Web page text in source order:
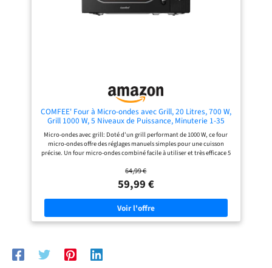
Plus grande en capacité, plus
(L x P x H): 306 x 304 x 206, plateau
COMFEE' Four à Micro-ondes avec Grill, 20 Litres, 700 W,
Grill 1000 W, 5 Niveaux de Puissance, Minuterie 1-35
min, Design Compact, Noir
Micro-ondes avec grill: Doté d'un grill performant de 1000 W, ce four
micro-ondes offre des réglages manuels simples pour une cuisson
précise. Un four micro-ondes combiné facile à utiliser et très efficace 5
puissance et d'une fonction grill pour des plats croustillants. Un micro-
ondes alliant praticité et performance pour un usage quotidien Mini
four à micro-ondes 20 L: Notre four à micro-ondes compact de 20 litres
permet de cuire, réchauffer et décongeler. Son format réduit convient
aux petits espaces sans compromettre sa fonctionnalité Décongelation
rapide: Ce micro-ondes Comfee avec grill offre une décongélation
rapide, réglable en fonction du poids et du temps, pour une utilisation
surveiller la cuisson sans ouvrir la porte Minuterie réglable: Fonction
minuterie programmable de 1 à 35 minutes pour un contrôle précis du
64,99 €
59,99 €